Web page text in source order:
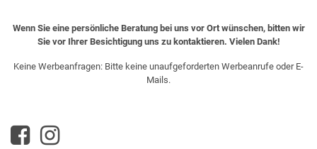
Wenn Sie eine persönliche Beratung bei uns vor Ort wünschen, bitten wir
Sie vor Ihrer Besichtigung uns zu kontaktieren. Vielen Dank!
Keine Werbeanfragen: Bitte keine unaufgeforderten Werbeanrufe oder E-
Mails.